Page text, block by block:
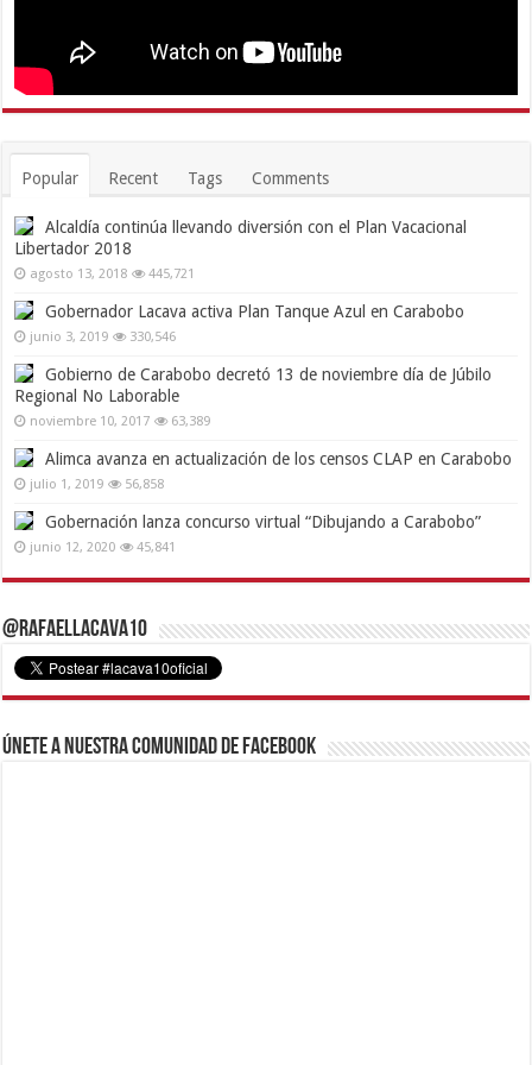
Popular Recent Tags Comments
Alcaldía continúa llevando diversión con el Plan Vacacional
Libertador 2018
agosto 13, 2018 445,721
Gobernador Lacava activa Plan Tanque Azul en Carabobo
junio 3, 2019 330,546
Gobierno de Carabobo decretó 13 de noviembre día de Júbilo
Regional No Laborable
noviembre 10, 2017 63,389
Alimca avanza en actualización de los censos CLAP en Carabobo
julio 1, 2019 56,858
Gobernación lanza concurso virtual “Dibujando a Carabobo”
junio 12, 2020 45,841
@RafaelLacava10
Únete a nuestra comunidad de Facebook